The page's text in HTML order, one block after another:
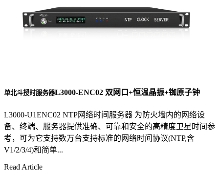
单北斗授时服务器L3000-ENC02 双网口+恒温晶振+铷原子钟
L3000-U1ENC02 NTP网络时间服务器 为防火墙内的网络设
备、终端、服务器提供准确、可靠和安全的高精度卫星时间参
考，可为它支持数万台支持标准的网络时间协议(NTP,含
V1/2/3/4)和简单...
Read Article